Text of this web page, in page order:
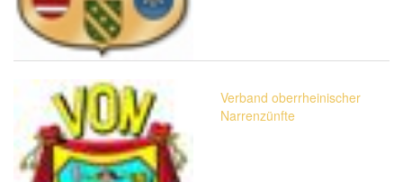
Verband oberrheinischer
Narrenzünfte